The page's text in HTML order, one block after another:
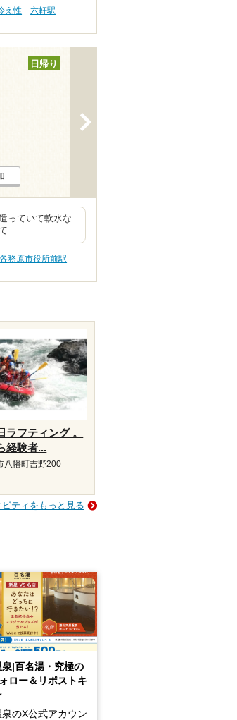
え性
六軒駅
日帰り
っていて軟水な
て…
各務原市役所前駅
ラフティング 。
経験者...
八幡町吉野200
ティをもっと見る
|百名湯・究極の
ロー＆リポストキ
のX公式アカウン